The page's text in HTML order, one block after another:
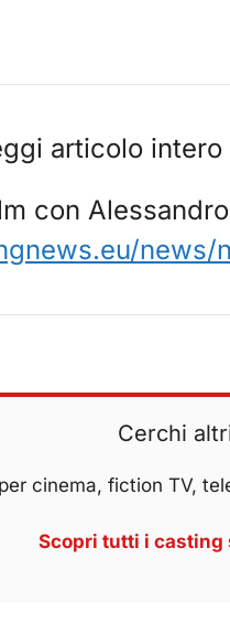
articolo intero
con
news/
Cerchi
cinema, fiction TV,
Scopri tutti i casting